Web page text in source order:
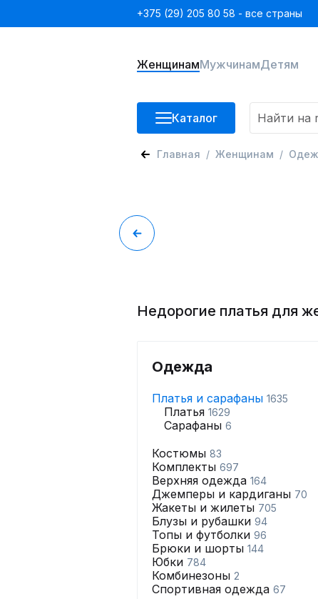
+375 (29) 205 80 58 - все страны
ЖенщинамМужчинамДетям
Каталог
Главная Женщинам
Недорогие платья для
Одежда
Платья и сарафаны 1635
Платья 1629
Сарафаны 6
Костюмы 83
Комплекты 697
Верхняя одежда 164
Джемперы и кардиганы 70
Жакеты и жилеты 705
Блузы и рубашки 94
Топы и футболки 96
Брюки и шорты 144
Юбки 784
Комбинезоны 2
Спортивная одежда 67